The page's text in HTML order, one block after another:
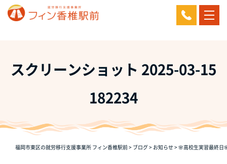
スクリーンショット 2025-03-15
182234
福岡市東区の就労移行支援事業所 フィン香椎駅前> ブログ> お知らせ> 🌸高校生実習最終日